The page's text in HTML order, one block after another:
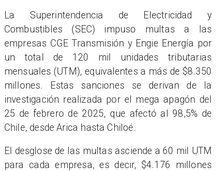
La Superintendencia de Electricidad y
Combustibles (SEC) impuso multas a las
empresas CGE Transmisión y Engie Energía por
un total de 120 mil unidades tributarias
mensuales (UTM), equivalentes a más de $8.350
millones. Estas sanciones se derivan de la
investigación realizada por el mega apagón del
25 de febrero de 2025, que afectó al 98,5% de
Chile, desde Arica hasta Chiloé.
El desglose de las multas asciende a 60 mil UTM
para cada empresa, es decir, $4.176 millones